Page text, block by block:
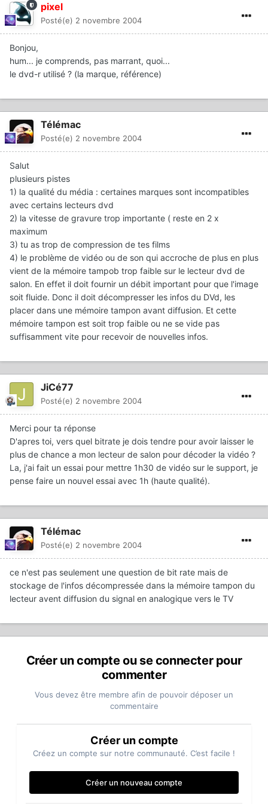
pixel
Posté(e) 2 novembre 2004
Bonjou,
hum... je comprends, pas marrant, quoi...
le dvd-r utilisé ? (la marque, référence)
Télémac
Posté(e) 2 novembre 2004
Salut
plusieurs pistes
1) la qualité du média : certaines marques sont incompatibles
avec certains lecteurs dvd
2) la vitesse de gravure trop importante ( reste en 2 x
maximum
3) tu as trop de compression de tes films
4) le problème de vidéo ou de son qui accroche de plus en plus
vient de la mémoire tampob trop faible sur le lecteur dvd de
salon. En effet il doit fournir un débit important pour que l'image
soit fluide. Donc il doit décompresser les infos du DVd, les
placer dans une mémoire tampon avant diffusion. Et cette
mémoire tampon est soit trop faible ou ne se vide pas
suffisamment vite pour recevoir de nouvelles infos.
JiCé77
Posté(e) 2 novembre 2004
Merci pour ta réponse
D'apres toi, vers quel bitrate je dois tendre pour avoir laisser le
plus de chance a mon lecteur de salon pour décoder la vidéo ?
La, j'ai fait un essai pour mettre 1h30 de vidéo sur le support, je
pense faire un nouvel essai avec 1h (haute qualité).
Télémac
Posté(e) 2 novembre 2004
ce n'est pas seulement une question de bit rate mais de
stockage de l'infos décompressée dans la mémoire tampon du
lecteur avent diffusion du signal en analogique vers le TV
Créer un compte ou se connecter pour
commenter
Vous devez être membre afin de pouvoir déposer un
commentaire
Créer un compte
Créez un compte sur notre communauté. C’est facile !
Créer un nouveau compte